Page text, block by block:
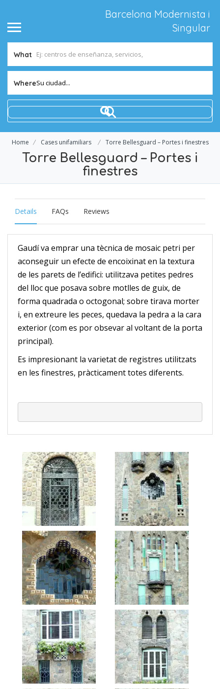
Barcelona Modernista i
Singular
What
WhereSu ciudad...
Home Cases unifamiliars Torre Bellesguard – Portes i finestres
Torre Bellesguard – Portes i
finestres
Details FAQs Reviews
Gaudí va emprar una tècnica de mosaic petri per
aconseguir un efecte de encoixinat en la textura
de les parets de l’edifici: utilitzava petites pedres
del lloc que posava sobre motlles de guix, de
forma quadrada o octogonal; sobre tirava morter
i, en extreure les peces, quedava la pedra a la cara
exterior (com es por obsevar al voltant de la porta
principal).
Es impresionant la varietat de registres utilitzats
en les finestres, pràcticament totes diferents.